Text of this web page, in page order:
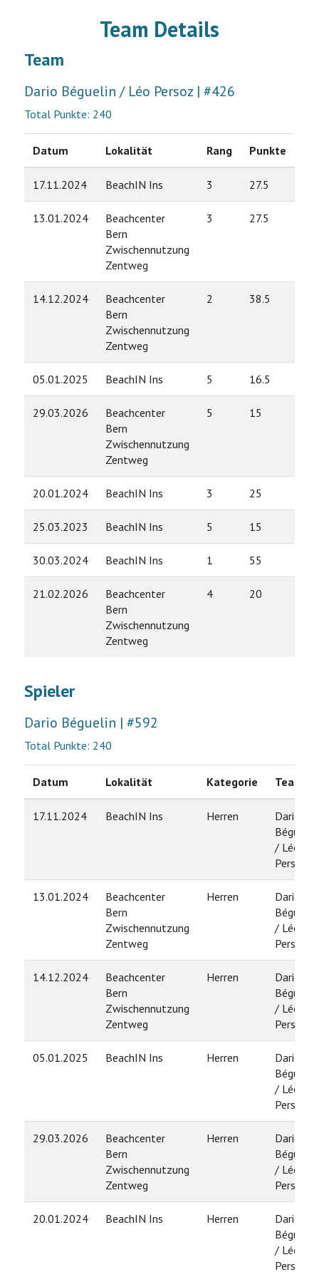
Team Details
Team
Dario Béguelin / Léo Persoz | #426
Total Punkte: 240
Datum Lokalität Rang Punkte
17.11.2024 BeachIN Ins 3 27.5
13.01.2024
Beachcenter
Bern
Zwischennutzung
Zentweg
3 27.5
14.12.2024
Beachcenter
Bern
Zwischennutzung
Zentweg
2 38.5
05.01.2025 BeachIN Ins 5 16.5
29.03.2026
Beachcenter
Bern
Zwischennutzung
Zentweg
5 15
20.01.2024 BeachIN Ins 3 25
25.03.2023 BeachIN Ins 5 15
30.03.2024 BeachIN Ins 1 55
21.02.2026
Beachcenter
Bern
Zwischennutzung
Zentweg
4 20
Spieler
Dario Béguelin | #592
Total Punkte: 240
Datum Lokalität Kategorie Team
17.11.2024 BeachIN Ins Herren
Dario
Béguelin
/ Léo
Persoz
13.01.2024
Beachcenter
Bern
Zwischennutzung
Zentweg
Herren
Dario
Béguelin
/ Léo
Persoz
14.12.2024
Beachcenter
Bern
Zwischennutzung
Zentweg
Herren
Dario
Béguelin
/ Léo
Persoz
05.01.2025 BeachIN Ins Herren
Dario
Béguelin
/ Léo
Persoz
29.03.2026
Beachcenter
Bern
Zwischennutzung
Zentweg
Herren
Dario
Béguelin
/ Léo
Persoz
20.01.2024 BeachIN Ins Herren
Dario
Béguelin
/ Léo
Persoz